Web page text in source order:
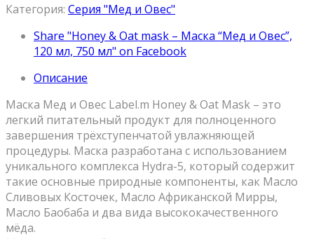
Категория: Серия "Мед и Овес"
Share "Honey & Oat mask – Маска “Мед и Овес”,
120 мл, 750 мл" on Facebook
Описание
Маска Мед и Овес Label.m Honey & Oat Mask – это
легкий питательный продукт для полноценного
завершения трёхступенчатой увлажняющей
процедуры. Маска разработана с использованием
уникального комплекса Hydra-5, который содержит
такие основные природные компоненты, как Масло
Сливовых Косточек, Масло Африканской Мирры,
Масло Баобаба и два вида высококачественного
мёда.